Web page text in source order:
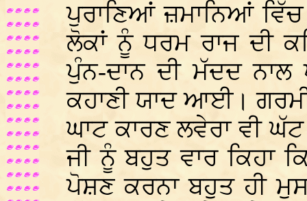
ਪੁਰਾਣਿਆਂ ਜ਼ਮਾਨਿਆਂ
ਲੋਕਾਂ ਨੂੰ ਧਰਮ ਰਾਜ ਦੀ
ਪੁੰਨ-ਦਾਨ ਦੀ ਮੱਦਦ
ਕਹਾਣੀ ਯਾਦ ਆਈ।
ਘਾਟ ਕਾਰਣ ਲਵੇਰਾ ਵੀ ਘੱਟ
ਜੀ ਨੂੰ ਬਹੁਤ ਵਾਰ ਕਿਹਾ
ਪੋਸ਼ਣ ਕਰਨਾ ਬਹੁਤ ਹੀ